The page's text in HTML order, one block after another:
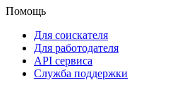
Помощь
Для соискателя
Для работодателя
API сервиса
Служба поддержки